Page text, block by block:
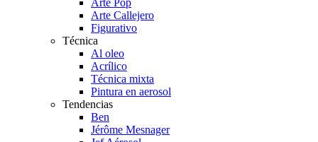
Arte Callejero
Figurativo
Técnica
Al oleo
Acrílico
Técnica mixta
Pintura en aerosol
Tendencias
Ben
Jérôme Mesnager